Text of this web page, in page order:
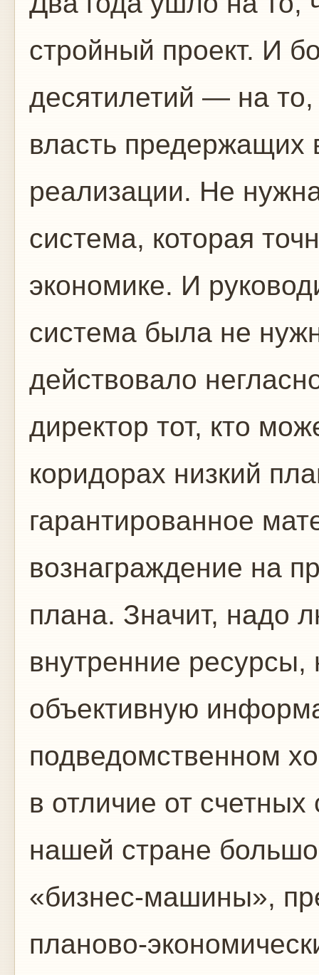
стройный проект. И
десятилетий — на то,
власть предержащих
реализации. Не
система, которая
экономике. И
система была не
действовало
директор тот, кто
коридорах низкий
гарантированное
вознаграждение на
плана. Значит, надо
внутренние ресурсы,
объективную
подведомственном
в отличие от
нашей стране
«бизнес-машины»,
планово-